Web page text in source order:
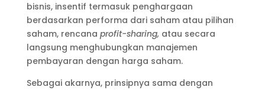
bisnis, insentif termasuk penghargaan
berdasarkan performa dari saham atau pilihan
saham, rencana profit-sharing, atau secara
langsung menghubungkan manajemen
pembayaran dengan harga saham.
Sebagai akarnya, prinsipnya sama dengan